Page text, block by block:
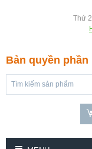
Thứ
Bản quyền